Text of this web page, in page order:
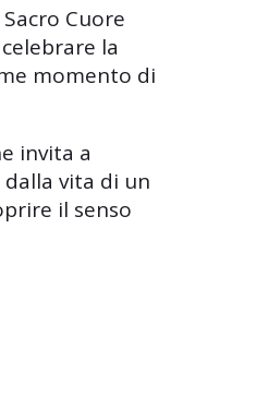
Cuore
la
momento di
invita a
vita di un
il senso